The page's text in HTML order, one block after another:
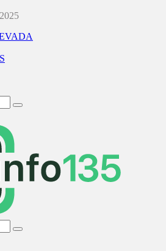
Search
Search